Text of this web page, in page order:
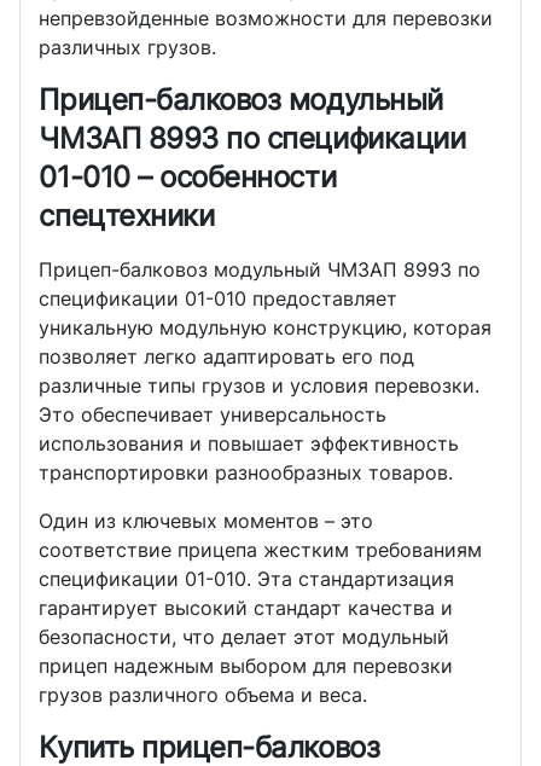
непревзойденные возможности для перевозки
различных грузов.
Прицеп-балковоз модульный
ЧМЗАП 8993 по спецификации
01-010 – особенности
спецтехники
Прицеп-балковоз модульный ЧМЗАП 8993 по
спецификации 01-010 предоставляет
уникальную модульную конструкцию, которая
позволяет легко адаптировать его под
различные типы грузов и условия перевозки.
Это обеспечивает универсальность
использования и повышает эффективность
транспортировки разнообразных товаров.
Один из ключевых моментов – это
соответствие прицепа жестким требованиям
спецификации 01-010. Эта стандартизация
гарантирует высокий стандарт качества и
безопасности, что делает этот модульный
прицеп надежным выбором для перевозки
грузов различного объема и веса.
Купить прицеп-балковоз